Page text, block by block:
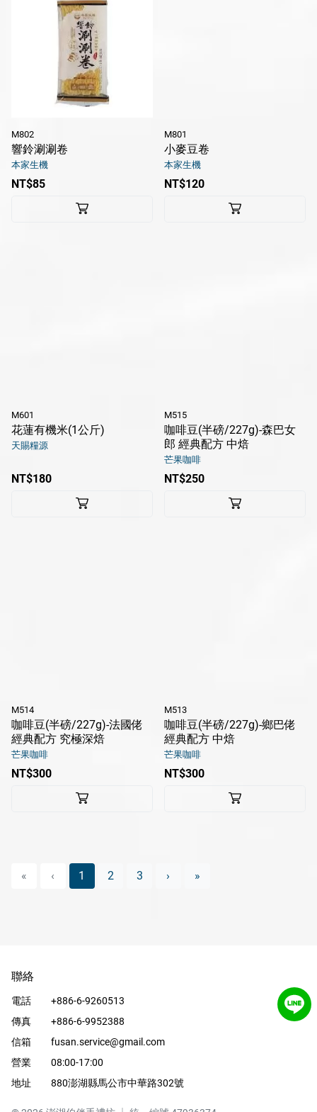
M802
響鈴涮涮卷
本家生機
NT$85
M801
小麥豆卷
本家生機
NT$120
M601
花蓮有機米(1公斤)
天賜糧源
NT$180
M515
咖啡豆(半磅/227g)-森巴女
郎 經典配方 中焙
芒果咖啡
NT$250
M514
咖啡豆(半磅/227g)-法國佬
經典配方 究極深焙
芒果咖啡
NT$300
M513
咖啡豆(半磅/227g)-鄉巴佬
經典配方 中焙
芒果咖啡
NT$300
« ‹ 1 2 3 › »
聯絡
電話
+886-6-9260513
傳真
+886-6-9952388
信箱
fusan.service@gmail.com
營業
08:00-17:00
地址
880澎湖縣馬公市中華路302號